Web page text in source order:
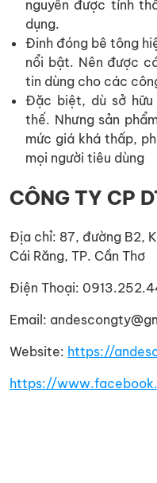
nguyên được tính
dụng.
Đinh đóng bê tông
nổi bật. Nên được
tin dùng cho các
Đặc biệt, dù sở
thế. Nhưng sản
mức giá khá thấp,
mọi người tiêu dùng
CÔNG TY CP
Địa chỉ: 87, đường B2,
Cái Răng, TP. Cần Thơ
Điện Thoại:
Email:
Website: https://
https://